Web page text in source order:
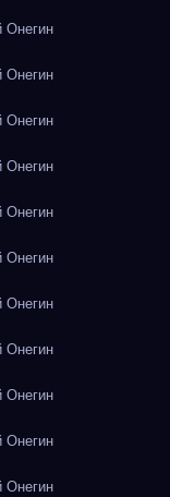
Онегин
Онегин
Онегин
Онегин
Онегин
Онегин
Онегин
Онегин
Онегин
Онегин
Онегин